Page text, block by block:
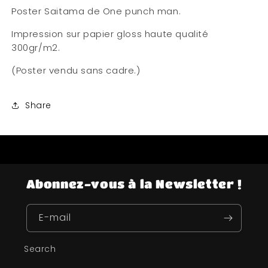
Poster Saitama de One punch man.
Impression sur papier gloss haute qualité
300gr/m2.
(Poster vendu sans cadre.)
Share
Abonnez-vous à la Newsletter !
E-mail
Search